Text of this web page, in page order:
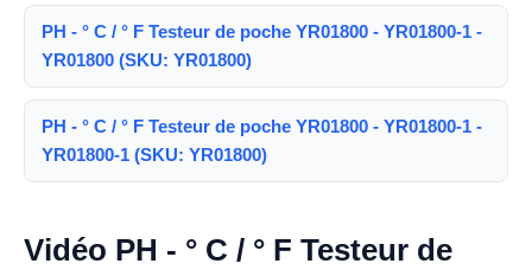
PH - ° C / ° F Testeur de poche YR01800 - YR01800-1 -
YR01800 (SKU: YR01800)
PH - ° C / ° F Testeur de poche YR01800 - YR01800-1 -
YR01800-1 (SKU: YR01800)
Vidéo PH - ° C / ° F Testeur de